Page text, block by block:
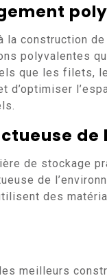
la construction
polyvalentes
que les filets,
d’optimiser
de
de stockage
de
des
meilleurs